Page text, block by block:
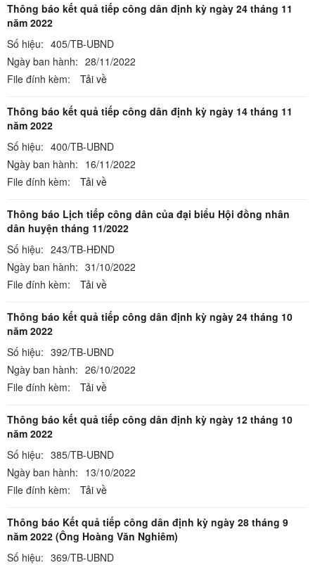
Thông báo kết quả tiếp công dân định kỳ ngày 24 tháng 11
năm 2022
Số hiệu: 405/TB-UBND
Ngày ban hành: 28/11/2022
File đính kèm:
Tải về
Thông báo kết quả tiếp công dân định kỳ ngày 14 tháng 11
năm 2022
Số hiệu: 400/TB-UBND
Ngày ban hành: 16/11/2022
File đính kèm:
Tải về
Thông báo Lịch tiếp công dân của đại biểu Hội đồng nhân
dân huyện tháng 11/2022
Số hiệu: 243/TB-HĐND
Ngày ban hành: 31/10/2022
File đính kèm:
Tải về
Thông báo kết quả tiếp công dân định kỳ ngày 24 tháng 10
năm 2022
Số hiệu: 392/TB-UBND
Ngày ban hành: 26/10/2022
File đính kèm:
Tải về
Thông báo kết quả tiếp công dân định kỳ ngày 12 tháng 10
năm 2022
Số hiệu: 385/TB-UBND
Ngày ban hành: 13/10/2022
File đính kèm:
Tải về
Thông báo Kết quả tiếp công dân định kỳ ngày 28 tháng 9
năm 2022 (Ông Hoàng Văn Nghiêm)
Số hiệu: 369/TB-UBND